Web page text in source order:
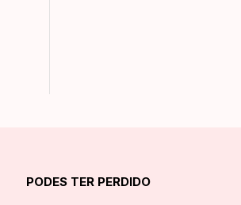
PODES TER PERDIDO